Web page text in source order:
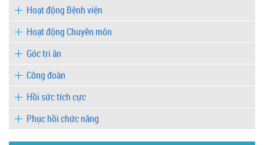
Hoạt động Bệnh viện
Hoạt động Chuyên môn
Góc tri ân
Công đoàn
Hồi sức tích cực
Phục hồi chức năng